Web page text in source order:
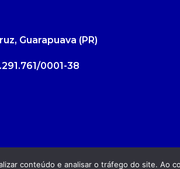
Guarapuava (PR)
0001-38
conteúdo e analisar o tráfego do site. Ao